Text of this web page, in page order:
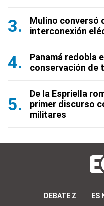
Mulino conversó
interconexión
Panamá redobla
conservación de
De la Espriella
primer discurso
militares
DEBATE Z ES